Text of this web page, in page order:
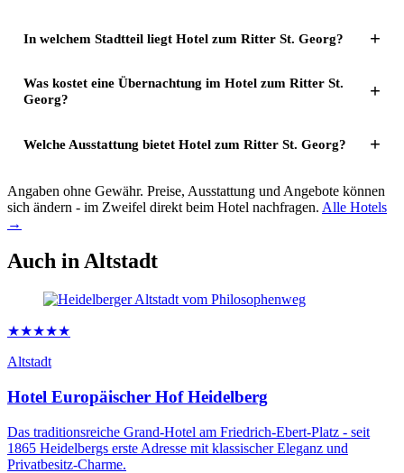
In welchem Stadtteil liegt Hotel zum Ritter St. Georg?
Was kostet eine Übernachtung im Hotel zum Ritter St.
Georg?
Welche Ausstattung bietet Hotel zum Ritter St. Georg?
Angaben ohne Gewähr. Preise, Ausstattung und Angebote können
sich ändern - im Zweifel direkt beim Hotel nachfragen. Alle Hotels
→
Auch in Altstadt
★★★★★
Altstadt
Hotel Europäischer Hof Heidelberg
Das traditionsreiche Grand-Hotel am Friedrich-Ebert-Platz - seit
1865 Heidelbergs erste Adresse mit klassischer Eleganz und
Privatbesitz-Charme.